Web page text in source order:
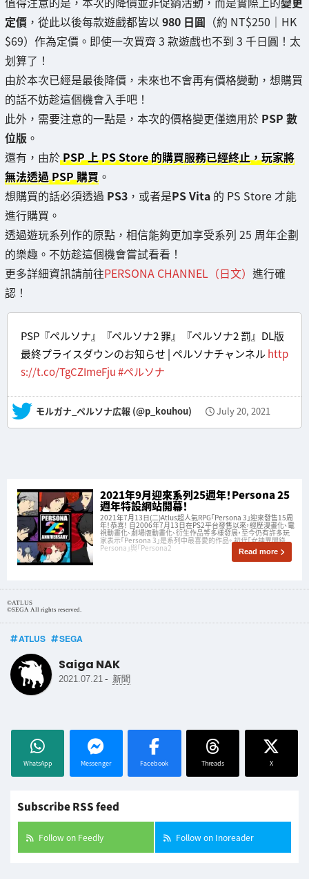
定價 ，從此以後每款遊戲都皆以980 日圓 （約 NT$250｜HK
$69）作為定價。即使一次買齊 3 款遊戲也不到 3 千日圓！太
划算了！
由於本次已經是最後降價，未來也不會再有價格變動，想購買
的話不妨趁這個機會入手吧！
此外，需要注意的一點是，本次的價格變更僅適用於 PSP 數
位版 。
還有，由於PSP 上 PS Store 的購買服務已經終止，玩家將
無法透過 PSP 購買 。
想購買的話必須透過 PS3 ，或者是PS Vita 的 PS Store 才能
進行購買。
透過遊玩系列作的原點，相信能夠更加享受系列 25 周年企劃
的樂趣。不妨趁這個機會嘗試看看！
更多詳細資訊請前往PERSONA CHANNEL（日文） 進行確
認！
PSP『ペルソナ』『ペルソナ2 罪』『ペルソナ2 罰』DL版
最終プライスダウンのお知らせ | ペルソナチャンネル http
s://t.co/TgCZImeFju#ペルソナ
— モルガナ_ペルソナ広報 (@p_kouhou) July 20, 2021
2021年9月迎來系列25週年！Persona 25
週年特設網站開幕！
2021年7月13日(二)Atlus超人氣RPG「Persona 3」迎來發售15周
年！恭喜！ 自2006年7月13日在PS2平台發售以來，經歷漫畫化、電
視動畫化、劇場版動畫化、衍生作品等多樣發展，至今仍有許多玩
家表示「Persona 3」是系列中最喜愛的作品。 初代「女神異聞錄
Persona」與「Persona2 Read more
©ATLUS
©SEGA All rights reserved.
ATLUS SEGA
Saiga NAK
2021.07.21 - 新聞
WhatsApp Messenger Facebook Threads X
Subscribe RSS feed
Follow on Feedly Follow on Inoreader